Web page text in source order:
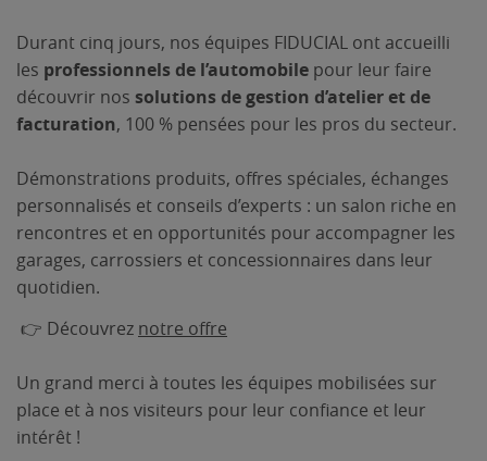
Durant cinq jours, nos équipes FIDUCIAL ont accueilli
les professionnels de l’automobile pour leur faire
découvrir nos solutions de gestion d’atelier et de
facturation, 100 % pensées pour les pros du secteur.
Démonstrations produits, offres spéciales, échanges
personnalisés et conseils d’experts : un salon riche en
rencontres et en opportunités pour accompagner les
garages, carrossiers et concessionnaires dans leur
quotidien.
👉 Découvrez notre offre
Un grand merci à toutes les équipes mobilisées sur
place et à nos visiteurs pour leur confiance et leur
intérêt !